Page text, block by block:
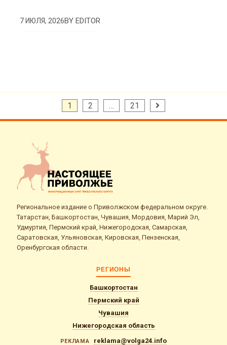
7 ИЮЛЯ, 2026BYEDITOR
Пагинация
записей
1 2 … 21
Региональное издание о Приволжском федеральном округе.
Татарстан, Башкортостан, Чувашия, Мордовия, Марий Эл,
Удмуртия, Пермский край, Нижегородская, Самарская,
Саратовская, Ульяновская, Кировская, Пензенская,
Оренбургская области.
РЕГИОНЫ
Башкортостан
Пермский край
Чувашия
Нижегородская область
РЕКЛАМА reklama@volga24.info